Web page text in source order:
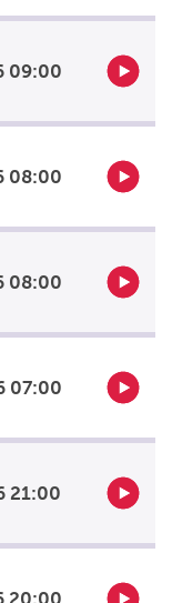
09:00
08:00
08:00
07:00
21:00
20:00